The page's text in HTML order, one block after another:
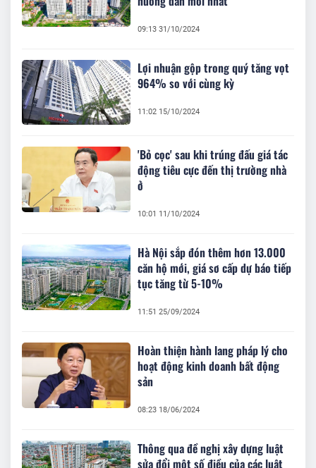
09:13 31/10/2024
Lợi nhuận gộp trong quý tăng vọt
964% so với cùng kỳ
11:02 15/10/2024
'Bỏ cọc' sau khi trúng đấu giá tác
động tiêu cực đến thị trường nhà
ở
10:01 11/10/2024
Hà Nội sắp đón thêm hơn 13.000
căn hộ mới, giá sơ cấp dự báo tiếp
tục tăng từ 5-10%
11:51 25/09/2024
Hoàn thiện hành lang pháp lý cho
hoạt động kinh doanh bất động
sản
08:23 18/06/2024
Thông qua đề nghị xây dựng luật
sửa đổi một số điều của các luật